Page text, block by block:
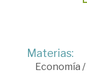
Materias:
Economía /